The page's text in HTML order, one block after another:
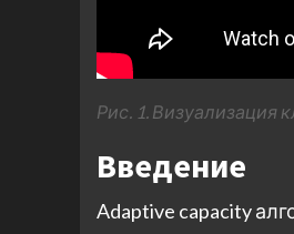
Рис. 1. Визуализация
Введение
Adaptive capacity